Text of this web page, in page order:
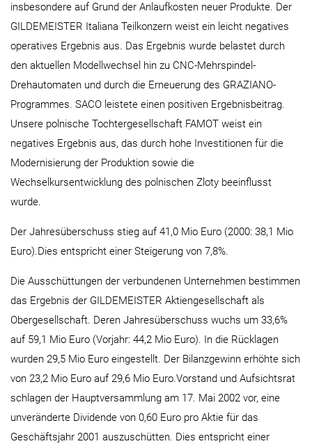
insbesondere auf Grund der Anlaufkosten neuer Produkte. Der
GILDEMEISTER Italiana Teilkonzern weist ein leicht negatives
operatives Ergebnis aus. Das Ergebnis wurde belastet durch
den aktuellen Modellwechsel hin zu CNC-Mehrspindel-
Drehautomaten und durch die Erneuerung des GRAZIANO-
Programmes. SACO leistete einen positiven Ergebnisbeitrag.
Unsere polnische Tochtergesellschaft FAMOT weist ein
negatives Ergebnis aus, das durch hohe Investitionen für die
Modernisierung der Produktion sowie die
Wechselkursentwicklung des polnischen Zloty beeinflusst
wurde.
Der Jahresüberschuss stieg auf 41,0 Mio Euro (2000: 38,1 Mio
Euro).Dies entspricht einer Steigerung von 7,8%.
Die Ausschüttungen der verbundenen Unternehmen bestimmen
das Ergebnis der GILDEMEISTER Aktiengesellschaft als
Obergesellschaft. Deren Jahresüberschuss wuchs um 33,6%
auf 59,1 Mio Euro (Vorjahr: 44,2 Mio Euro). In die Rücklagen
wurden 29,5 Mio Euro eingestellt. Der Bilanzgewinn erhöhte sich
von 23,2 Mio Euro auf 29,6 Mio Euro.Vorstand und Aufsichtsrat
schlagen der Hauptversammlung am 17. Mai 2002 vor, eine
unveränderte Dividende von 0,60 Euro pro Aktie für das
Geschäftsjahr 2001 auszuschütten. Dies entspricht einer